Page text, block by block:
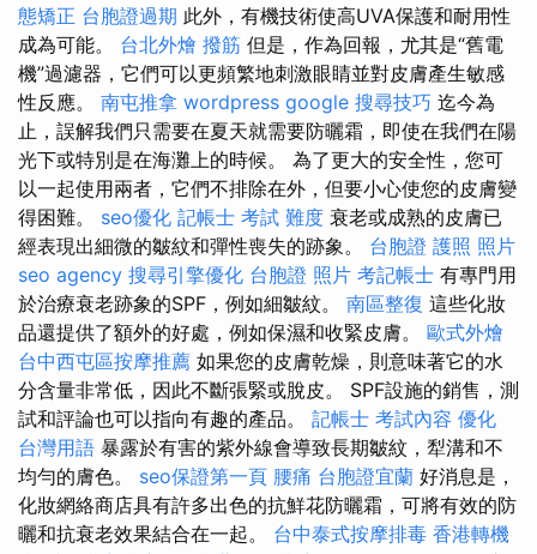
態矯正 台胞證過期 此外，有機技術使高UVA保護和耐用性
成為可能。 台北外燴 撥筋 但是，作為回報，尤其是“舊電
機”過濾器，它們可以更頻繁地刺激眼睛並對皮膚產生敏感
性反應。 南屯推拿 wordpress google 搜尋技巧 迄今為
止，誤解我們只需要在夏天就需要防曬霜，即使在我們在陽
光下或特別是在海灘上的時候。 為了更大的安全性，您可
以一起使用兩者，它們不排除在外，但要小心使您的皮膚變
得困難。 seo優化 記帳士 考試 難度 衰老或成熟的皮膚已
經表現出細微的皺紋和彈性喪失的跡象。 台胞證 護照 照片
seo agency 搜尋引擎優化 台胞證 照片 考記帳士 有專門用
於治療衰老跡象的SPF，例如細皺紋。 南區整復 這些化妝
品還提供了額外的好處，例如保濕和收緊皮膚。 歐式外燴
台中西屯區按摩推薦 如果您的皮膚乾燥，則意味著它的水
分含量非常低，因此不斷張緊或脫皮。 SPF設施的銷售，測
試和評論也可以指向有趣的產品。 記帳士 考試內容 優化
台灣用語 暴露於有害的紫外線會導致長期皺紋，犁溝和不
均勻的膚色。 seo保證第一頁 腰痛 台胞證宜蘭 好消息是，
化妝網絡商店具有許多出色的抗鮮花防曬霜，可將有效的防
曬和抗衰老效果結合在一起。 台中泰式按摩排毒 香港轉機